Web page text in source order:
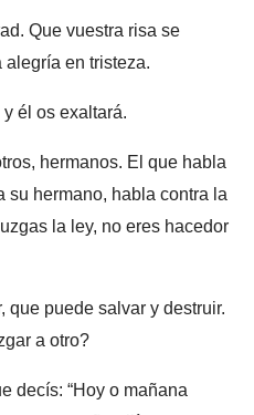
Que vuestra risa se
en tristeza.
él os exaltará.
hermanos. El que habla
su hermano, habla contra la
la ley, no eres hacedor
que puede salvar y destruir.
a otro?
decís: “Hoy o mañana